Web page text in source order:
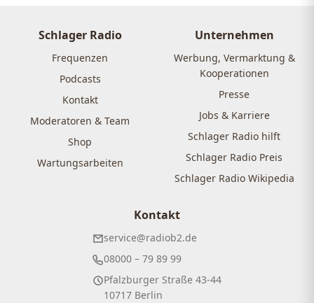
Schlager Radio
Frequenzen
Podcasts
Kontakt
Moderatoren & Team
Shop
Wartungsarbeiten
Unternehmen
Werbung, Vermarktung &
Kooperationen
Presse
Jobs & Karriere
Schlager Radio hilft
Schlager Radio Preis
Schlager Radio Wikipedia
Kontakt
service@radiob2.de
08000 – 79 89 99
Pfalzburger Straße 43-44
10717 Berlin